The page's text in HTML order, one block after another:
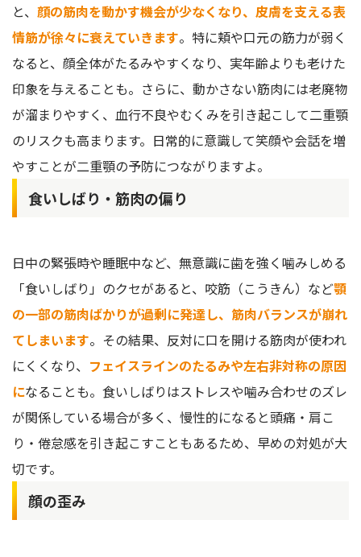
と、 顔の筋肉を動かす機会が少なくなり、皮膚を支える表
情筋が徐々に衰えていきます。特に頬や口元の筋力が弱く
なると、顔全体がたるみやすくなり、実年齢よりも老けた
印象を与えることも。さらに、動かさない筋肉には老廃物
が溜まりやすく、血行不良やむくみを引き起こして二重顎
のリスクも高まります。日常的に意識して笑顔や会話を増
やすことが二重顎の予防につながりますよ。
食いしばり・筋肉の偏り
日中の緊張時や睡眠中など、無意識に歯を強く噛みしめる
「食いしばり」のクセがあると、咬筋（こうきん）など顎
の一部の筋肉ばかりが過剰に発達し、筋肉バランスが崩れ
てしまいます。その結果、反対に口を開ける筋肉が使われ
にくくなり、 フェイスラインのたるみや左右非対称の原因
になることも。食いしばりはストレスや噛み合わせのズレ
が関係している場合が多く、慢性的になると頭痛・肩こ
り・倦怠感を引き起こすこともあるため、早めの対処が大
切です。
顔の歪み